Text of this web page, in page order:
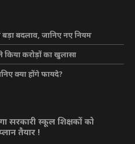
बड़ा बदलाव, जानिए नए नियम
किया करोड़ों का खुलासा
क्या होंगे फायदे?
सरकारी स्कूल शिक्षकों को
तैयार !